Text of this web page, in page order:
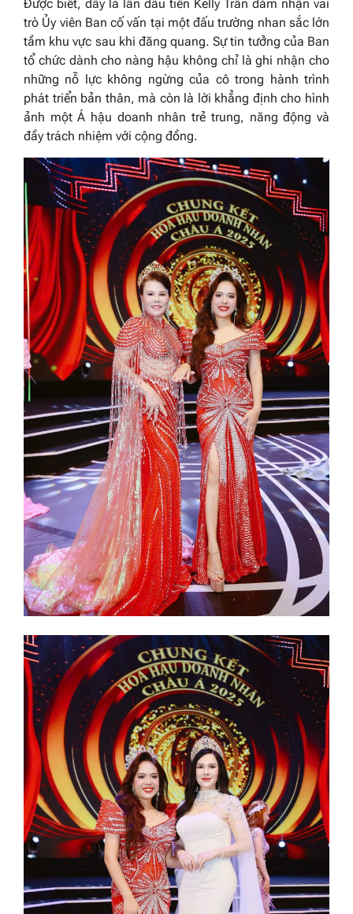
Được biết, đây là lần đầu tiên Kelly Trần đảm nhận vai
trò Ủy viên Ban cố vấn tại một đấu trường nhan sắc lớn
tầm khu vực sau khi đăng quang. Sự tin tưởng của Ban
tổ chức dành cho nàng hậu không chỉ là ghi nhận cho
những nỗ lực không ngừng của cô trong hành trình
phát triển bản thân, mà còn là lời khẳng định cho hình
ảnh một Á hậu doanh nhân trẻ trung, năng động và
đầy trách nhiệm với cộng đồng.